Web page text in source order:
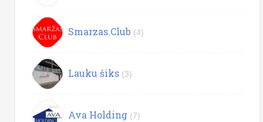
Smarzas.Club (4)
Lauku šiks (3)
Ava Holding (7)